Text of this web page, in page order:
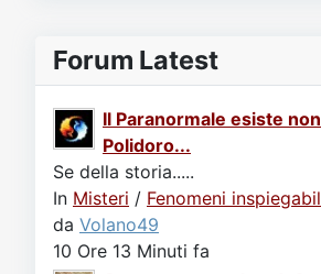
Forum Latest
Il Paranormale esiste
Polidoro...
Se della storia.....
In Misteri / Fenomeni
da Volano49
10 Ore 13 Minuti fa